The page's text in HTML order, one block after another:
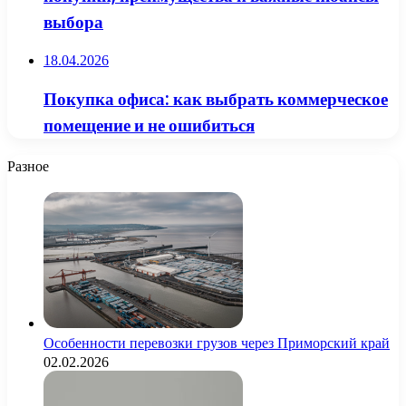
выбора
18.04.2026
Покупка офиса: как выбрать коммерческое
помещение и не ошибиться
Разное
Особенности перевозки грузов через Приморский край
02.02.2026